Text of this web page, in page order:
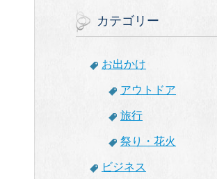
カテゴリー
お出かけ
アウトドア
旅行
祭り・花火
ビジネス